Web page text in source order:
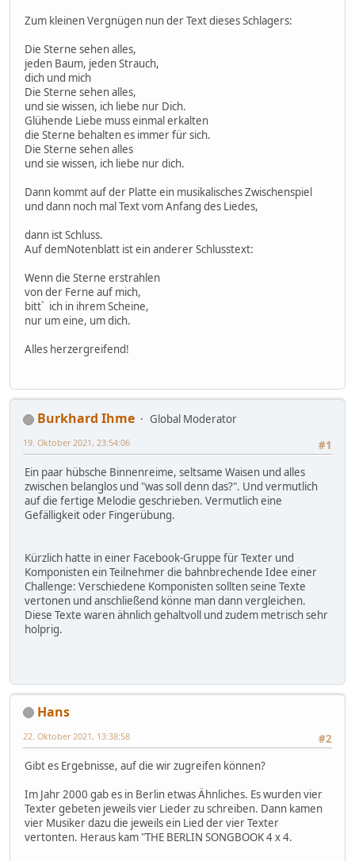
Zum kleinen Vergnügen nun der Text dieses Schlagers:
Die Sterne sehen alles,
jeden Baum, jeden Strauch,
dich und mich
Die Sterne sehen alles,
und sie wissen, ich liebe nur Dich.
Glühende Liebe muss einmal erkalten
die Sterne behalten es immer für sich.
Die Sterne sehen alles
und sie wissen, ich liebe nur dich.
Dann kommt auf der Platte ein musikalisches Zwischenspiel
und dann noch mal Text vom Anfang des Liedes,
dann ist Schluss.
Auf demNotenblatt ist ein anderer Schlusstext:
Wenn die Sterne erstrahlen
von der Ferne auf mich,
bitt` ich in ihrem Scheine,
nur um eine, um dich.
Alles herzergreifend!
Burkhard Ihme
Global Moderator
#1
19. Oktober 2021, 23:54:06
Ein paar hübsche Binnenreime, seltsame Waisen und alles
zwischen belanglos und "was soll denn das?". Und vermutlich
auf die fertige Melodie geschrieben. Vermutlich eine
Gefälligkeit oder Fingerübung.
Kürzlich hatte in einer Facebook-Gruppe für Texter und
Komponisten ein Teilnehmer die bahnbrechende Idee einer
Challenge: Verschiedene Komponisten sollten seine Texte
vertonen und anschließend könne man dann vergleichen.
Diese Texte waren ähnlich gehaltvoll und zudem metrisch sehr
holprig.
Hans
#2
22. Oktober 2021, 13:38:58
Gibt es Ergebnisse, auf die wir zugreifen können?
Im Jahr 2000 gab es in Berlin etwas Ähnliches. Es wurden vier
Texter gebeten jeweils vier Lieder zu schreiben. Dann kamen
vier Musiker dazu die jeweils ein Lied der vier Texter
vertonten. Heraus kam "THE BERLIN SONGBOOK 4 x 4.